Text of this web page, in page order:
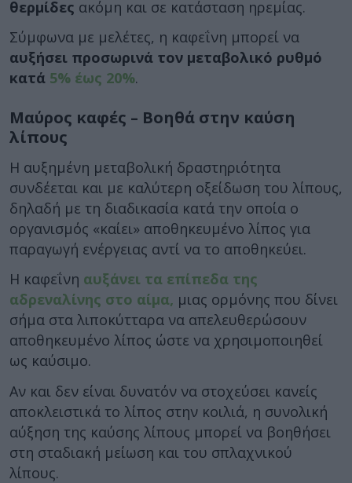
θερμίδες ακόμη και σε κατάσταση ηρεμίας.
Σύμφωνα με μελέτες, η καφεΐνη μπορεί να
αυξήσει προσωρινά τον μεταβολικό ρυθμό
κατά 5% έως 20%.
Μαύρος καφές – Βοηθά στην καύση
λίπους
Η αυξημένη μεταβολική δραστηριότητα
συνδέεται και με καλύτερη οξείδωση του λίπους,
δηλαδή με τη διαδικασία κατά την οποία ο
οργανισμός «καίει» αποθηκευμένο λίπος για
παραγωγή ενέργειας αντί να το αποθηκεύει.
Η καφεΐνη αυξάνει τα επίπεδα της
αδρεναλίνης στο αίμα, μιας ορμόνης που δίνει
σήμα στα λιποκύτταρα να απελευθερώσουν
αποθηκευμένο λίπος ώστε να χρησιμοποιηθεί
ως καύσιμο.
Αν και δεν είναι δυνατόν να στοχεύσει κανείς
αποκλειστικά το λίπος στην κοιλιά, η συνολική
αύξηση της καύσης λίπους μπορεί να βοηθήσει
στη σταδιακή μείωση και του σπλαχνικού
λίπους.